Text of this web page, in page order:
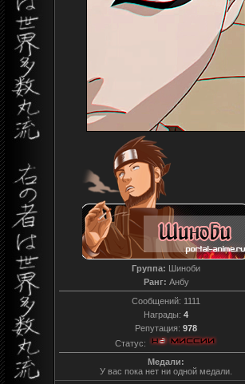
Группа: Шиноби
Ранг: Анбу
Сообщений: 1111
Награды: 4
Репутация: 978
Статус:
Медали:
У вас пока нет ни одной медали.